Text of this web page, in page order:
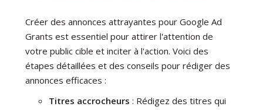
Créer des annonces attrayantes pour Google Ad
Grants est essentiel pour attirer l'attention de
votre public cible et inciter à l'action. Voici des
étapes détaillées et des conseils pour rédiger des
annonces efficaces :
Titres accrocheurs: Rédigez des titres qui